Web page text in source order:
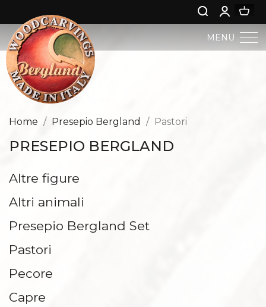
MENU
PRESEPIO BERGLAND
ARTE SACRA
ARTE PROFANA
Home Presepio Bergland Pastori
PRESEPIO BERGLAND
Altre figure
Altri animali
Presepio Bergland Set
Pastori
Pecore
Capre